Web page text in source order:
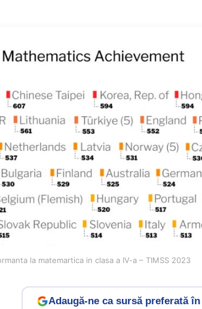
la matemartica in clasa a IV-a – TIMSS 2023
Adaugă-ne ca sursă preferată